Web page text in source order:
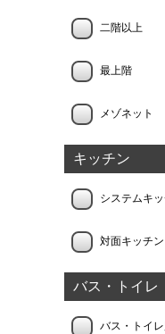
二階以上
最上階
メゾネット
キッチン
システムキ
対面キッチン
バス・トイレ
バス・トイレ